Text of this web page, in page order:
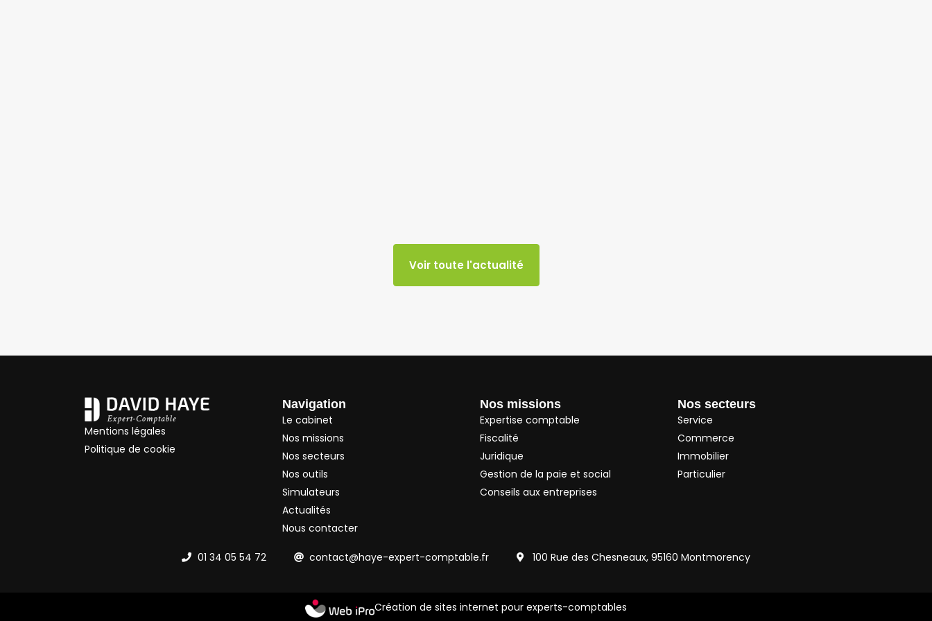
Voir toute l'actualité
Mentions légales
Politique de cookie
Navigation
Le cabinet
Nos missions
Nos secteurs
Nos outils
Simulateurs
Actualités
Nous contacter
Nos missions
Expertise comptable
Fiscalité
Juridique
Gestion de la paie et social
Conseils aux entreprises
Nos secteurs
Service
Commerce
Immobilier
Particulier
01 34 05 54 72 contact@haye-expert-comptable.fr 100 Rue des Chesneaux, 95160 Montmorency
Création de sites internet pour experts-comptables